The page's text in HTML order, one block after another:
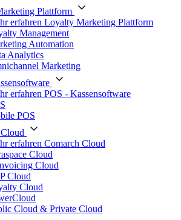
Plattform
erfahren Loyalty Marketing Plattform
Management
Automation
Analytics
Marketing
erfahren POS - Kassensoftware
POS
erfahren Comarch Cloud
Cloud
Cloud
Cloud
Cloud
Cloud & Private Cloud